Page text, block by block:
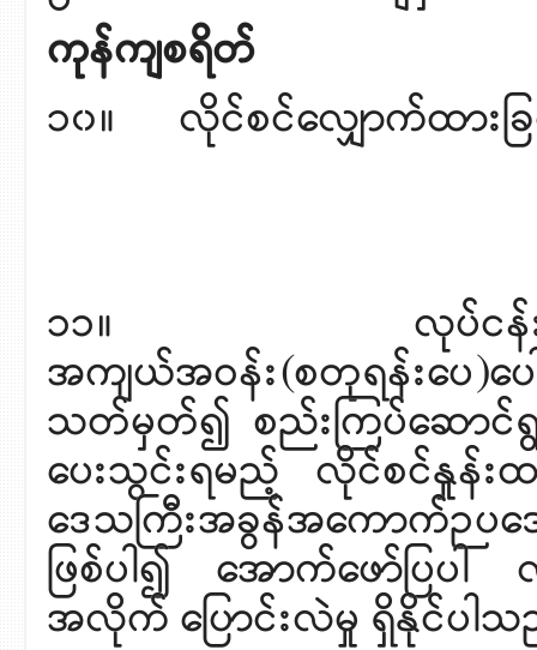
ကုန်ကျစရိတ်
၁၀။ လိုင်စင်လျှောက်ထားခ
၁၁။ လုပ်ငန်းဆေ
အကျယ်အဝန်း(စတုရန်းပ
သတ်မှတ်၍ စည်းကြပ်ဆောင်
ပေးသွင်းရမည့် လိုင်စင်နှုန်
ဒေသကြီးအခွန်အကောက်ဉပဒ
ဖြစ်ပါ၍ အောက်ဖော်ပြပ
အလိုက် ပြောင်းလဲမှု ရှိနိုင်ပါ